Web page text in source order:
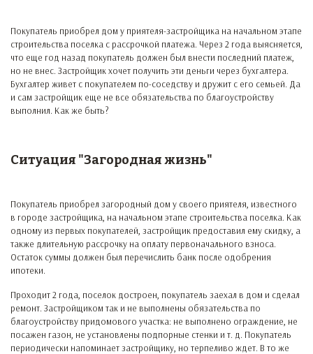
Покупатель приобрел дом у приятеля-застройщика на начальном этапе
строительства поселка с рассрочкой платежа. Через 2 года выясняется,
что еще год назад покупатель должен был внести последний платеж,
но не внес. Застройщик хочет получить эти деньги через бухгалтера.
Бухгалтер живет с покупателем по-соседству и дружит с его семьей. Да
и сам застройщик еще не все обязательства по благоустройству
выполнил. Как же быть?
Ситуация "Загородная жизнь"
Покупатель приобрел загородный дом у своего приятеля, известного
в городе застройщика, на начальном этапе строительства поселка. Как
одному из первых покупателей, застройщик предоставил ему скидку, а
также длительную рассрочку на оплату первоначального взноса.
Остаток суммы должен был перечислить банк после одобрения
ипотеки.
Проходит 2 года, поселок достроен, покупатель заехал в дом и сделал
ремонт. Застройщиком так и не выполнены обязательства по
благоустройству придомового участка: не выполнено ограждение, не
посажен газон, не установлены подпорные стенки и т. д. Покупатель
периодически напоминает застройщику, но терпеливо ждет. В то же